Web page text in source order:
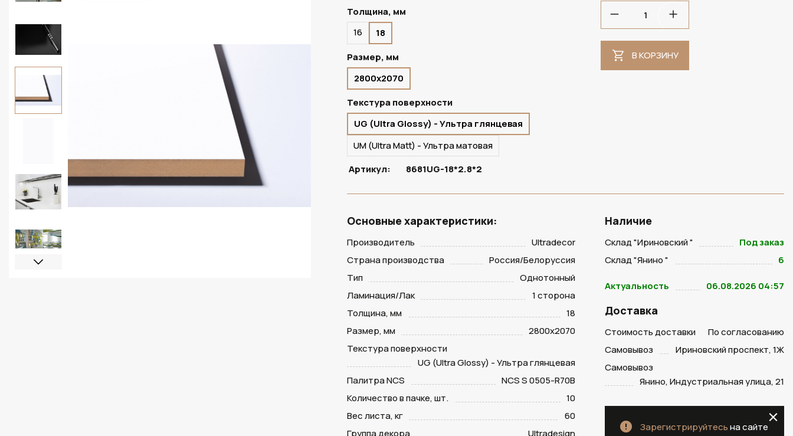
Толщина, мм
16
18
Размер, мм
2800х2070
Текстура поверхности
UG (Ultra Glossy) - Ультра глянцевая
UM (Ultra Matt) - Ультра матовая
Артикул:
8681UG-18*2.8*2
В КОРЗИНУ
Основные характеристики:
Производитель
Ultradecor
Страна производства
Россия/Белоруссия
Тип
Однотонный
Ламинация/Лак
1 сторона
Толщина, мм
18
Размер, мм
2800х2070
Текстура поверхности
UG (Ultra Glossy) - Ультра глянцевая
Палитра NCS
NCS S 0505-R70B
Количество в пачке, шт.
10
Вес листа, кг
60
Группа декора
Ultradesign
Наличие
Склад "Ириновский "
Под заказ
Склад "Янино "
6
Актуальность 06.08.2026 04:57
Доставка
Стоимость доставки
По согласованию
Самовывоз
Ириновский проспект, 1Ж
Самовывоз
Янино, Индустриальная улица, 21
Зарегистрируйтесьна сайте